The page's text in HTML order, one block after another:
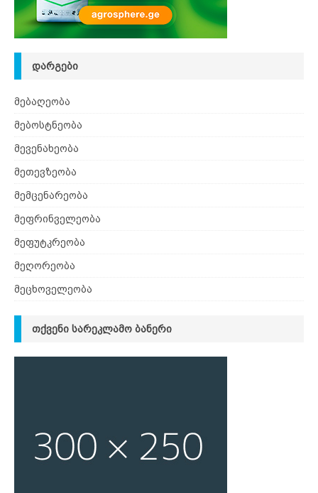
ᲓᲐᲠᲒᲔᲑᲘ
მებაღეობა
მებოსტნეობა
მევენახეობა
მეთევზეობა
მემცენარეობა
მეფრინველეობა
მეფუტკრეობა
მეღორეობა
მეცხოველეობა
ᲗᲥᲕᲔᲜᲘ ᲡᲐᲠᲔᲙᲚᲐᲛᲝ ᲑᲐᲜᲔᲠᲘ